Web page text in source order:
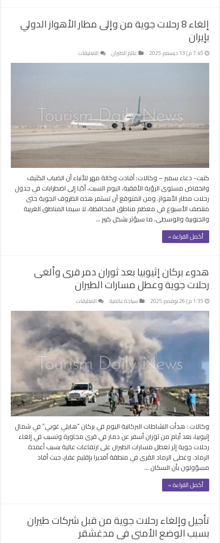
إلغاء 8 رحلات جوية من وإلى مطار الأهواز الدولي
بإيران
7:45 م | 13 ديسمبر، 2025 عالم الطيران التعليقات
إلغاء
وإلى
مطار
الأهواز
الدولي
كتبت- دعاء سمير – وكالات: أفادت وكالة مهر للأنباء أن الضباب الكثيف
وانخفاض مستوى الرؤية الأفقية، اليوم السبت، أدّيا إلى اضطرابات في جدول
رحلات مطار الأهواز. ومن المتوقع أن تستمر هذه الظروف الجوية حتى
منتصف الأسبوع في معظم مناطق المحافظة، لا سيما المناطق الغربية
والجنوبية والوسطى، ما سيؤثر بشكل كبير …
أكمل القراءة »
هدوء بركان إثيوبيا بعد ثوران دمر قرى وألغى
رحلات جوية وعطل مسارات الطيران
1:35 م | 26 نوفمبر، 2025 سياحة عالمية التعليقات
هدوء
بركان
إثيوبيا
بعد
ثوران
دمر
قرى
وألغى
رحلات
جوية
وعطل
مسارات
الطيران
مغلقة
وكالات : هدأت النشاطات البركانية اليوم في بركان “هايلي غوبي” في شمال
إثيوبيا، بعد أيام من ثوران أسفر عن دمار في قرى مجاورة وتسبب في إلغاء
رحلات جوية إثر تعطل مسارات الطيران على ارتفاعات عالية بسبب أعمدة
الرماد. وغطى الرماد القرى في منطقة أفديرا بإقليم عفار، حيث أفاد
مسؤولون بأن السكان …
أكمل القراءة »
تأجيل وإلغاء رحلات جوية من قبل شركات طيران
بسبب الوضع الأمنى فى مدغشقر